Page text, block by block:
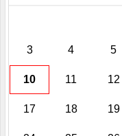
3 4 5
10 11 12
17 18 19